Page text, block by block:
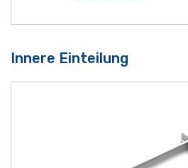
Innere Einteilung